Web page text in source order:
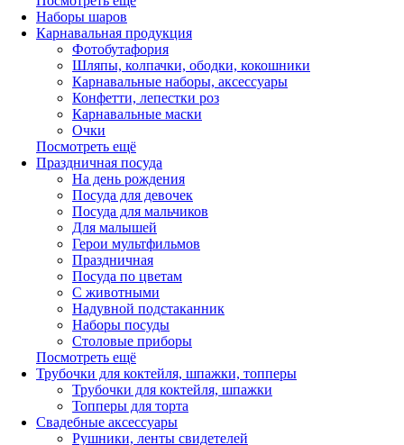
Наборы шаров
Карнавальная продукция
Фотобутафория
Шляпы, колпачки, ободки, кокошники
Карнавальные наборы, аксессуары
Конфетти, лепестки роз
Карнавальные маски
Очки
Посмотреть ещё
Праздничная посуда
На день рождения
Посуда для девочек
Посуда для мальчиков
Для малышей
Герои мультфильмов
Праздничная
Посуда по цветам
С животными
Надувной подстаканник
Наборы посуды
Столовые приборы
Посмотреть ещё
Трубочки для коктейля, шпажки, топперы
Трубочки для коктейля, шпажки
Топперы для торта
Свадебные аксессуары
Рушники, ленты свидетелей